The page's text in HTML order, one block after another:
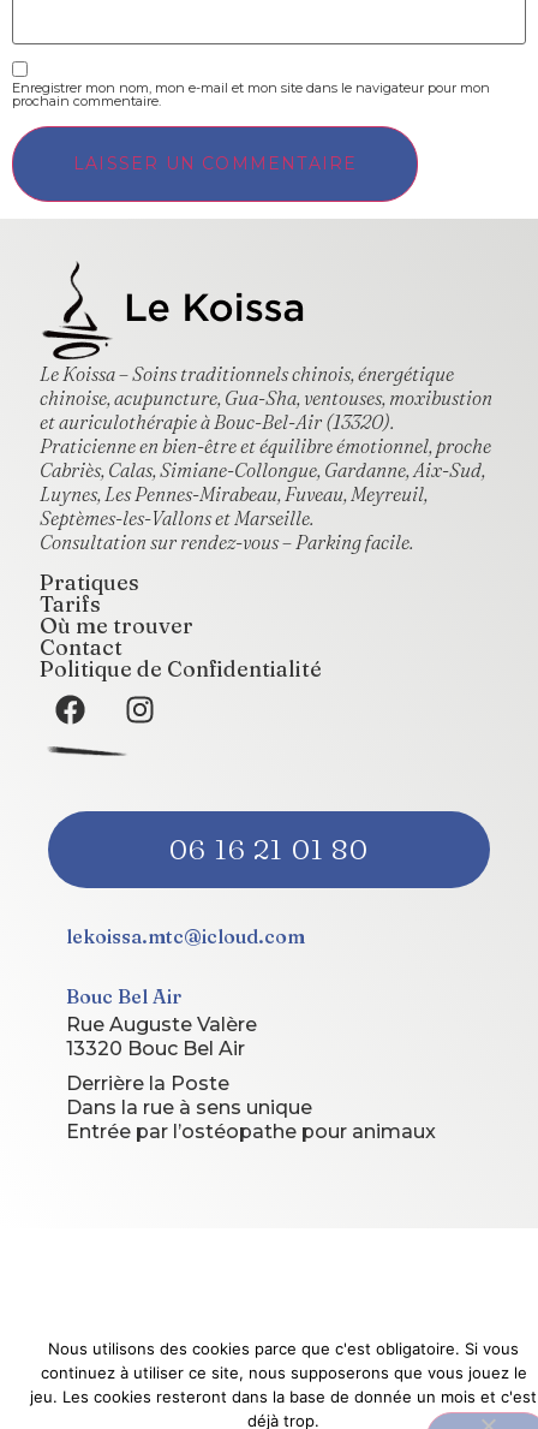
Enregistrer mon nom, mon e-mail et mon site dans le navigateur pour mon
prochain commentaire.
Le Koissa – Soins traditionnels chinois, énergétique
chinoise, acupuncture, Gua-Sha, ventouses, moxibustion
et auriculothérapie à Bouc-Bel-Air (13320).
Praticienne en bien-être et équilibre émotionnel, proche
Cabriès, Calas, Simiane-Collongue, Gardanne, Aix-Sud,
Luynes, Les Pennes-Mirabeau, Fuveau, Meyreuil,
Septèmes-les-Vallons et Marseille.
Consultation sur rendez-vous – Parking facile.
Pratiques
Tarifs
Où me trouver
Contact
Politique de Confidentialité
06 16 21 01 80
lekoissa.mtc@icloud.com
Bouc Bel Air
Rue Auguste Valère
13320 Bouc Bel Air
Derrière la Poste
Dans la rue à sens unique
Entrée par l’ostéopathe pour animaux
Nous utilisons des cookies parce que c'est obligatoire. Si vous
continuez à utiliser ce site, nous supposerons que vous jouez le
jeu. Les cookies resteront dans la base de donnée un mois et c'est
déjà trop.